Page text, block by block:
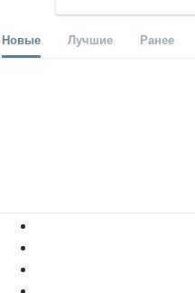
Новые Лучшие Ранее